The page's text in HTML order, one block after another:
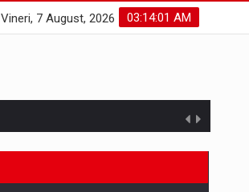
03:14:02 AM
Vineri, 7 August, 2026